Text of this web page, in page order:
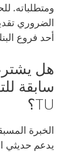
ومتطلباته.
الضروري
أحد فروع
هل
TU؟
الخبرة
يدعم حديثي